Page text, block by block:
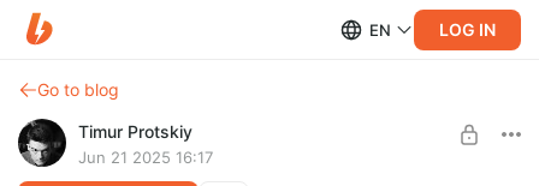
EN LOG IN
Go to blog
Timur Protskiy
Jun 21 2025 16:17